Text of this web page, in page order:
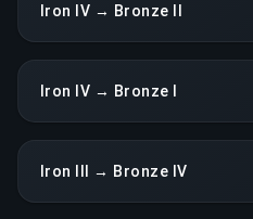
Iron IV → Bronze II
Iron IV → Bronze I
Iron III → Bronze IV